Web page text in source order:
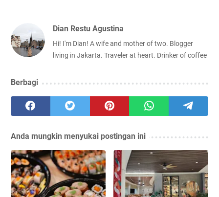
Dian Restu Agustina
Hi! I'm Dian! A wife and mother of two. Blogger
living in Jakarta. Traveler at heart. Drinker of coffee
Berbagi
Anda mungkin menyukai postingan ini